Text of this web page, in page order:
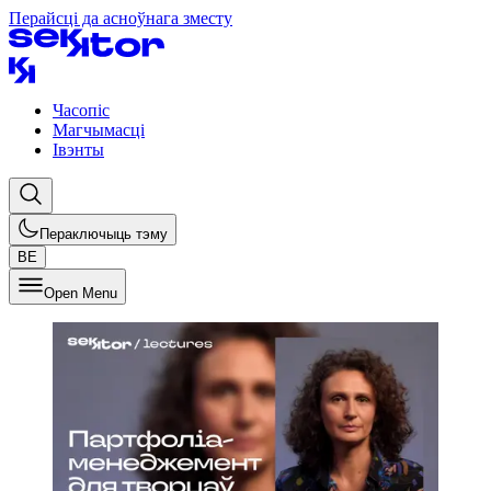
Перайсці да асноўнага зместу
Часопіс
Магчымасці
Івэнты
Пераключыць тэму
BE
Open Menu